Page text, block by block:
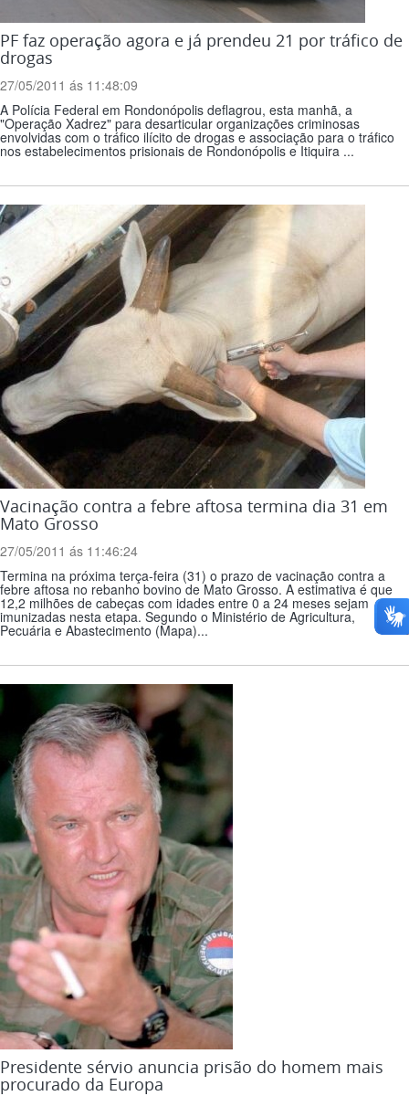
PF faz operação agora e já prendeu 21 por tráfico de
drogas
27/05/2011 ás 11:48:09
A Polícia Federal em Rondonópolis deflagrou, esta manhã, a
"Operação Xadrez" para desarticular organizações criminosas
envolvidas com o tráfico ilícito de drogas e associação para o tráfico
nos estabelecimentos prisionais de Rondonópolis e Itiquira ...
Vacinação contra a febre aftosa termina dia 31 em
Mato Grosso
27/05/2011 ás 11:46:24
Termina na próxima terça-feira (31) o prazo de vacinação contra a
febre aftosa no rebanho bovino de Mato Grosso. A estimativa é que
12,2 milhões de cabeças com idades entre 0 a 24 meses sejam
imunizadas nesta etapa. Segundo o Ministério de Agricultura,
Pecuária e Abastecimento (Mapa)...
Presidente sérvio anuncia prisão do homem mais
procurado da Europa